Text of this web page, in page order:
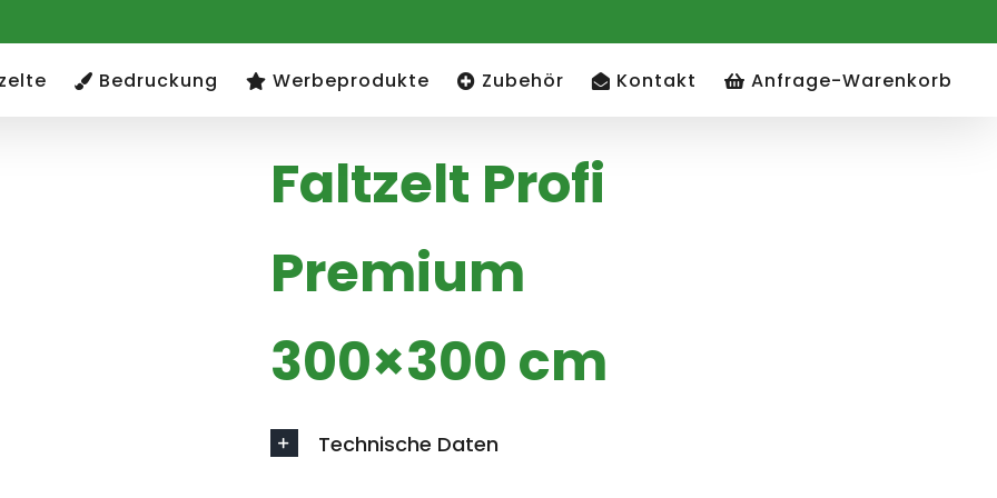
Bedruckung Werbeprodukte Zubehör Kontakt Anfrage-Warenkorb
Faltzelt Profi
Premium
300×300 cm
Technische Daten